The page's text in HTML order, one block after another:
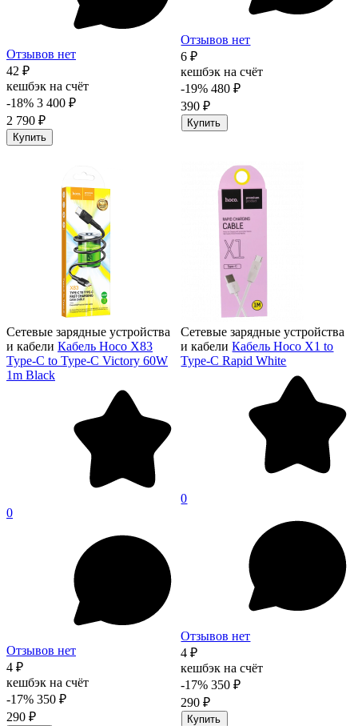
Отзывов нет
42 ₽
кешбэк на счёт
-18% 3 400 ₽
2 790 ₽
Купить
Отзывов нет
6 ₽
кешбэк на счёт
-19% 480 ₽
390 ₽
Купить
Сетевые зарядные устройства
и кабели Кабель Hoco X83
Type-C to Type-C Victory 60W
1m Black
0
Отзывов нет
4 ₽
кешбэк на счёт
-17% 350 ₽
290 ₽
Сетевые зарядные устройства
и кабели Кабель Hoco X1 to
Type-C Rapid White
0
Отзывов нет
4 ₽
кешбэк на счёт
-17% 350 ₽
290 ₽
Купить